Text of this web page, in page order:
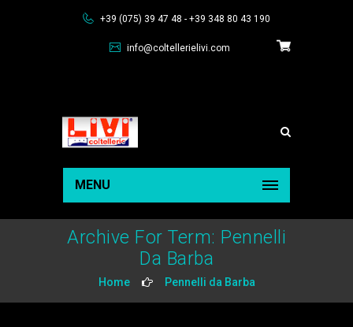
+39 (075) 39 47 48 - +39 348 80 43 190
info@coltellerielivi.com
MENU
Archive For Term: Pennelli
Da Barba
Home Pennelli da Barba